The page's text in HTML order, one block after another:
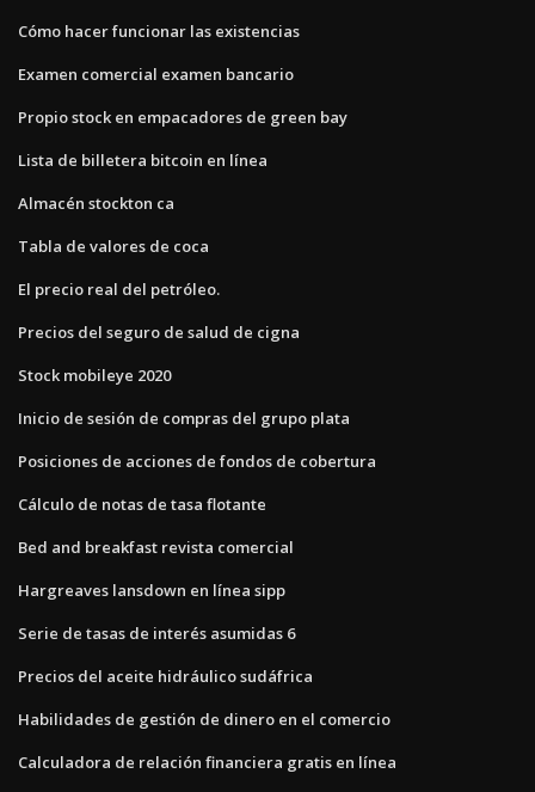
Cómo hacer funcionar las existencias
Examen comercial examen bancario
Propio stock en empacadores de green bay
Lista de billetera bitcoin en línea
Almacén stockton ca
Tabla de valores de coca
El precio real del petróleo.
Precios del seguro de salud de cigna
Stock mobileye 2020
Inicio de sesión de compras del grupo plata
Posiciones de acciones de fondos de cobertura
Cálculo de notas de tasa flotante
Bed and breakfast revista comercial
Hargreaves lansdown en línea sipp
Serie de tasas de interés asumidas 6
Precios del aceite hidráulico sudáfrica
Habilidades de gestión de dinero en el comercio
Calculadora de relación financiera gratis en línea